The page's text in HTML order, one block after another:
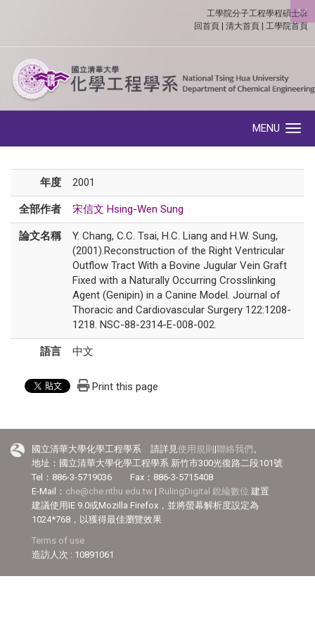
:::
工學院分子工程學程碩士班
回首頁
清大首頁 工學院首頁
MENU
年度 2001
全部作者 宋信文 Hsing-Wen Sung
論文名稱
Y. Chang, C.C. Tsai, H.C. Liang and H.W. Sung,
(2001).Reconstruction of the Right Ventricular
Outflow Tract With a Bovine Jugular Vein Graft
Fixed with a Naturally Occurring Crosslinking
Agent (Genipin) in a Canine Model. Journal of
Thoracic and Cardiovascular Surgery 122:1208-
1218. NSC-88-2314-E-008-002.
語言 中文
Print this page
國立清華大學化學工程學系 請詳見使用規則 |聯絡我們 。
地址：國立清華大學化學工程學系 新竹市300光復路二段101號
Tel：886-3-5719036 Fax：886-3-5715408
E-Mail： che@che.nthu.edu.tw | RulingDigital 銳綸數位 建置
建議使用IE 9.0或Mozilla Firefox，並將螢幕解析度設定為
1024*768，以獲得最佳瀏覽效果
Terms of use
造訪人次 : 10891061